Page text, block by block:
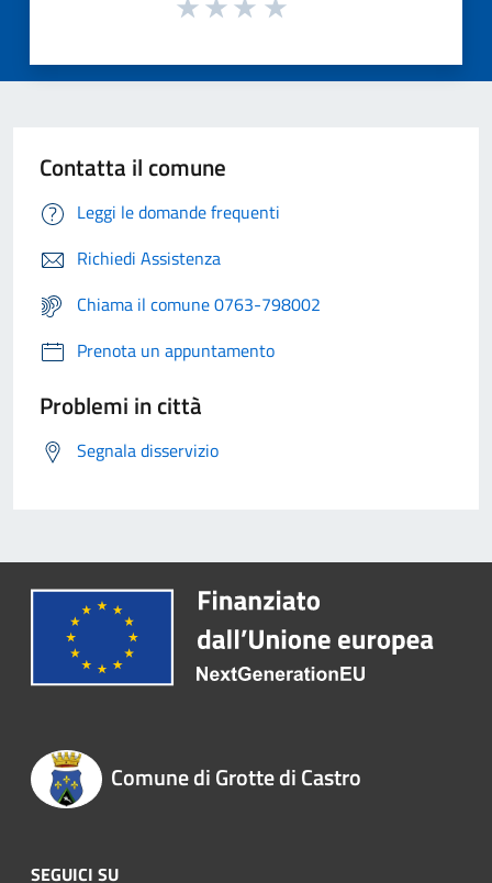
Contatta il comune
Leggi le domande frequenti
Richiedi Assistenza
Chiama il comune 0763-798002
Prenota un appuntamento
Problemi in città
Segnala disservizio
Comune di Grotte di Castro
SEGUICI SU